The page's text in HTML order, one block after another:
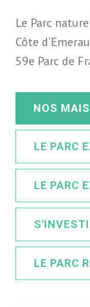
Le Parc
Côte
59e Parc de
NOS
LE PARC
LE PARC
LE PARC